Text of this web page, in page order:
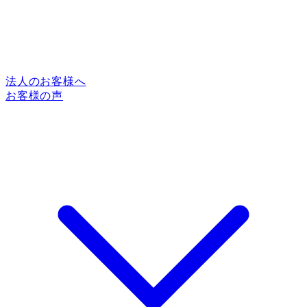
法人のお客様へ
お客様の声